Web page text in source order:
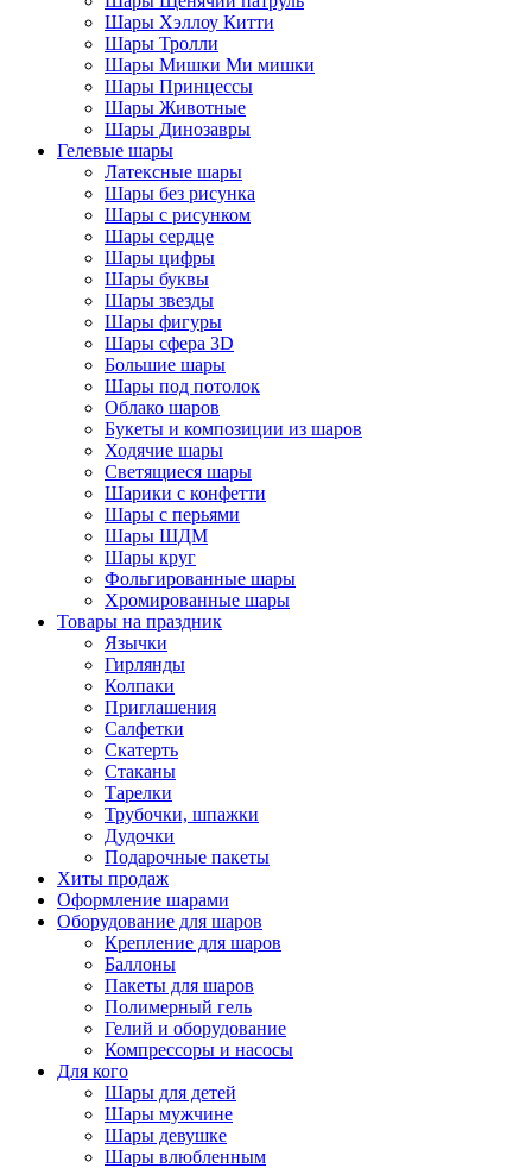
Шары Хэллоу Китти
Шары Тролли
Шары Мишки Ми мишки
Шары Принцессы
Шары Животные
Шары Динозавры
Гелевые шары
Латексные шары
Шары без рисунка
Шары с рисунком
Шары сердце
Шары цифры
Шары буквы
Шары звезды
Шары фигуры
Шары сфера 3D
Большие шары
Шары под потолок
Облако шаров
Букеты и композиции из шаров
Ходячие шары
Светящиеся шары
Шарики с конфетти
Шары с перьями
Шары ШДМ
Шары круг
Фольгированные шары
Хромированные шары
Товары на праздник
Язычки
Гирлянды
Колпаки
Приглашения
Салфетки
Скатерть
Стаканы
Тарелки
Трубочки, шпажки
Дудочки
Подарочные пакеты
Хиты продаж
Оформление шарами
Оборудование для шаров
Крепление для шаров
Баллоны
Пакеты для шаров
Полимерный гель
Гелий и оборудование
Компрессоры и насосы
Для кого
Шары для детей
Шары мужчине
Шары девушке
Шары влюбленным